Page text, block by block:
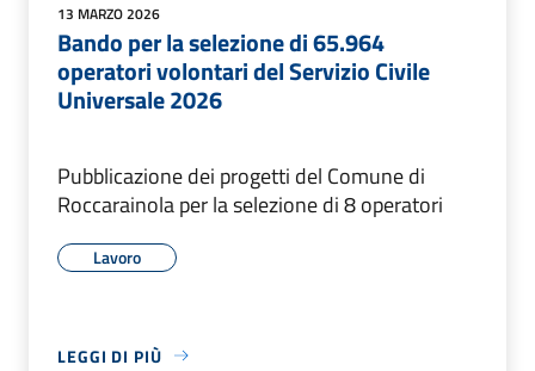
13 MARZO 2026
Bando per la selezione di 65.964
operatori volontari del Servizio Civile
Universale 2026
Pubblicazione dei progetti del Comune di
Roccarainola per la selezione di 8 operatori
Lavoro
LEGGI DI PIÙ